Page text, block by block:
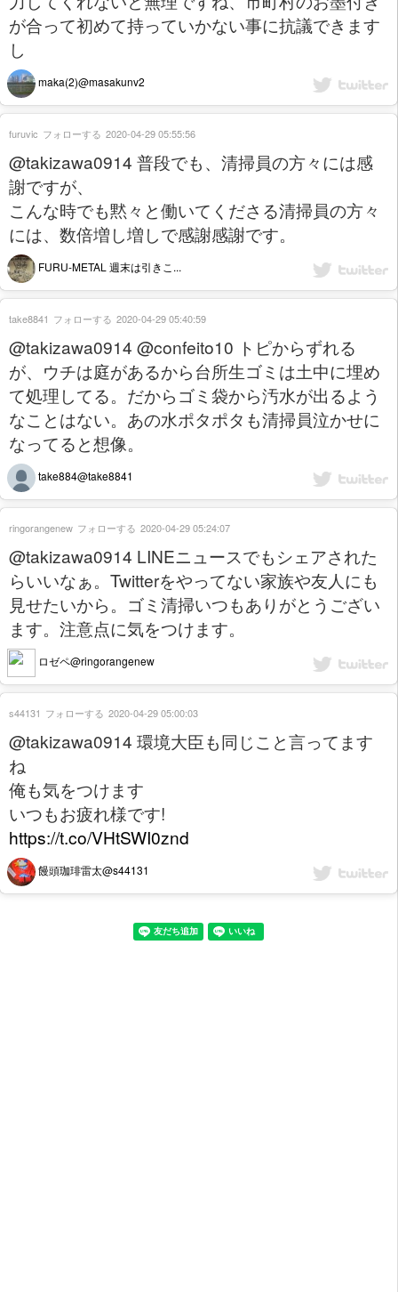
が合って初めて持っていかない事に抗議できます
し
maka(2)@masakunv2
@takizawa0914 普段でも、清掃員の方々には感
謝ですが、
こんな時でも黙々と働いてくださる清掃員の方々
には、数倍増し増しで感謝感謝です。
FURU-METAL 週末は引きこ...
furuvic フォローする 2020-04-29 05:55:56
@takizawa0914 @confeito10 トピからずれる
が、ウチは庭があるから台所生ゴミは土中に埋め
て処理してる。だからゴミ袋から汚水が出るよう
なことはない。あの水ポタポタも清掃員泣かせに
なってると想像。
take884@take8841
take8841 フォローする 2020-04-29 05:40:59
@takizawa0914 LINEニュースでもシェアされた
らいいなぁ。Twitterをやってない家族や友人にも
見せたいから。ゴミ清掃いつもありがとうござい
ます。注意点に気をつけます。
ロゼペ@ringorangenew
ringorangenew フォローする 2020-04-29 05:24:07
@takizawa0914 環境大臣も同じこと言ってます
ね
俺も気をつけます
いつもお疲れ様です!
https://t.co/VHtSWI0znd
饅頭珈琲雷太@s44131
s44131 フォローする 2020-04-29 05:00:03